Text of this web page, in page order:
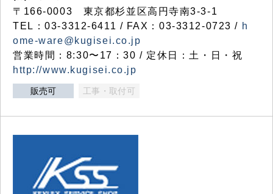
〒166-0003 東京都杉並区高円寺南3-3-1
TEL：03-3312-6411 / FAX：03-3312-0723 / h
ome-ware@kugisei.co.jp
営業時間：8:30〜17：30 / 定休日：土・日・祝
http://www.kugisei.co.jp
販売可 工事・取付可